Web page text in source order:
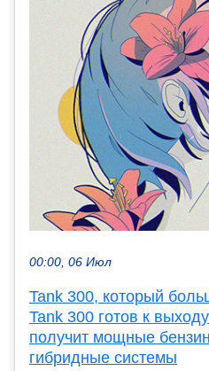
00:00, 06 Июл
Tank 300, который
Tank 300 готов к
получит мощные
гибридные системы